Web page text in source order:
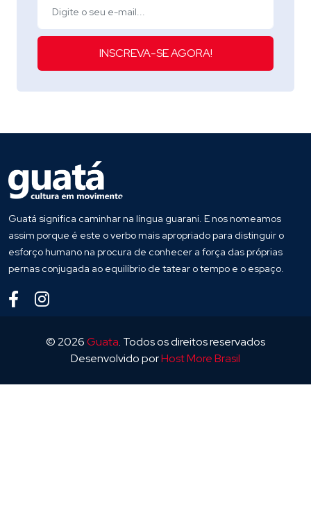
INSCREVA-SE AGORA!
Guatá significa caminhar na língua guarani. E nos nomeamos
assim porque é este o verbo mais apropriado para distinguir o
esforço humano na procura de conhecer a força das próprias
pernas conjugada ao equilíbrio de tatear o tempo e o espaço.
© 2026Guata. Todos os direitos reservados
Desenvolvido porHost More Brasil